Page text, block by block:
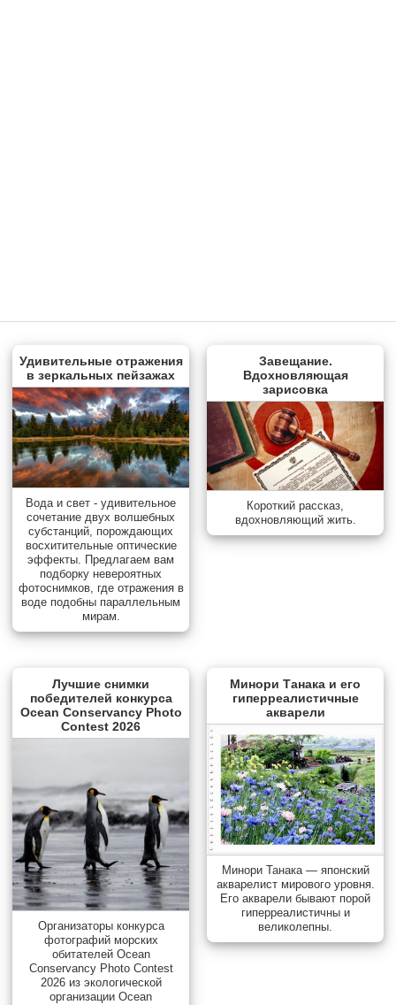
Удивительные отражения
в зеркальных пейзажах
Вода и свет - удивительное
сочетание двух волшебных
субстанций, порождающих
восхитительные оптические
эффекты. Предлагаем вам
подборку невероятных
фотоснимков, где отражения в
воде подобны параллельным
мирам.
Завещание.
Вдохновляющая
зарисовка
Короткий рассказ,
вдохновляющий жить.
Лучшие снимки
победителей конкурса
Ocean Conservancy Photo
Contest 2026
Организаторы конкурса
фотографий морских
обитателей Ocean
Conservancy Photo Contest
2026 из экологической
организации Ocean
Минори Танака и его
гиперреалистичные
акварели
Минори Танака — японский
акварелист мирового уровня.
Его акварели бывают порой
гиперреалистичны и
великолепны.